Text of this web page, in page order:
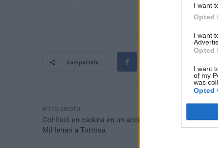
I want
Opted
I want
Opted
I want
of my
was
Opted
Comparteix
Article anterior
Col·lisió en cadena en un accident al Pont del
Mil·lenari a Tortosa